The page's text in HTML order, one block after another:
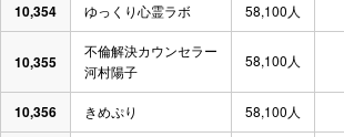
10,354 ゆっくり心霊ラボ 58,100人
10,355
不倫解決カウンセラー
河村陽子
58,100人
10,356 きめぷり 58,100人